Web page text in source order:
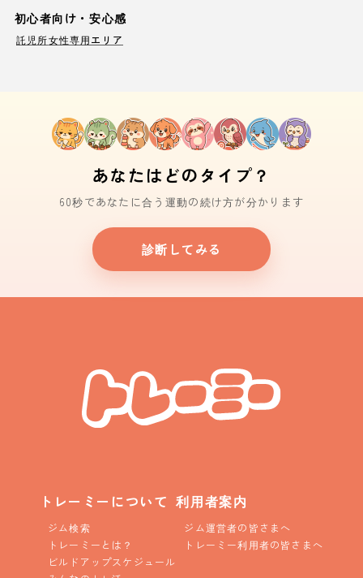
初心者向け・安心感
託児所女性専用エリア
あなたはどのタイプ？
60秒であなたに合う運動の続け方が分かります
診断してみる
トレーミーについて
ジム検索
トレーミーとは？
ビルドアップスケジュール
利用者案内
ジム運営者の皆さまへ
トレーミー利用者の皆さまへ